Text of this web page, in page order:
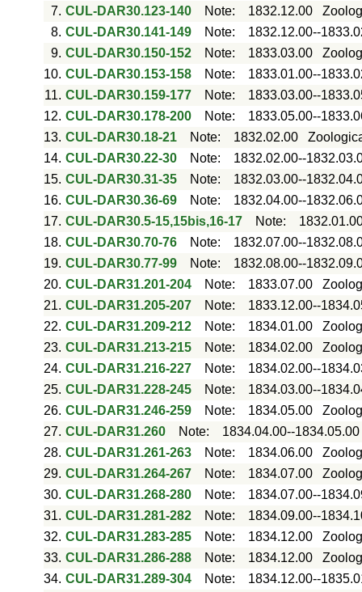
7. CUL-DAR30.123-140 Note: 1832.12.00
8. CUL-DAR30.141-149 Note:
1832.12.00--
9. CUL-DAR30.150-152 Note: 1833.03.00
10. CUL-DAR30.153-158 Note:
1833.01.00--
11. CUL-DAR30.159-177 Note:
1833.03.00--
12. CUL-DAR30.178-200 Note:
1833.05.00--
13. CUL-DAR30.18-21 Note: 1832.02.00
14. CUL-DAR30.22-30 Note:
1832.02.00--
15. CUL-DAR30.31-35 Note:
1832.03.00--
16. CUL-DAR30.36-69 Note:
1832.04.00--
17. CUL-DAR30.5-15,15bis,16-17 Note:
18. CUL-DAR30.70-76 Note:
1832.07.00--
19. CUL-DAR30.77-99 Note:
1832.08.00--
20. CUL-DAR31.201-204 Note: 1833.07.00
21. CUL-DAR31.205-207 Note:
1833.12.00--
22. CUL-DAR31.209-212 Note: 1834.01.00
23. CUL-DAR31.213-215 Note: 1834.02.00
24. CUL-DAR31.216-227 Note:
1834.02.00--
25. CUL-DAR31.228-245 Note:
1834.03.00--
26. CUL-DAR31.246-259 Note: 1834.05.00
27. CUL-DAR31.260 Note:
1834.04.00--1834.05.00
28. CUL-DAR31.261-263 Note: 1834.06.00
29. CUL-DAR31.264-267 Note: 1834.07.00
30. CUL-DAR31.268-280 Note:
1834.07.00--
31. CUL-DAR31.281-282 Note:
1834.09.00--
32. CUL-DAR31.283-285 Note: 1834.12.00
33. CUL-DAR31.286-288 Note: 1834.12.00
34. CUL-DAR31.289-304 Note:
1834.12.00--